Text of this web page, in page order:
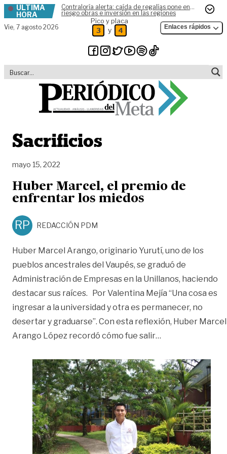
Skip to content
ÚLTIMA
HORA
Contraloría alerta: caída de regalías pone en
riesgo obras e inversión en las regiones
Vie, 7 agosto 2026
Pico y placa
3 y 4 Enlaces rápidos
Sacrificios
mayo 15, 2022
Huber Marcel, el premio de
enfrentar los miedos
RP REDACCIÓN PDM
Huber Marcel Arango, originario Yurutí, uno de los
pueblos ancestrales del Vaupés, se graduó de
Administración de Empresas en la Unillanos, haciendo
destacar sus raíces. Por Valentina Mejía “Una cosa es
ingresar a la universidad y otra es permanecer, no
desertar y graduarse”. Con esta reflexión, Huber Marcel
Arango López recordó cómo fue salir…